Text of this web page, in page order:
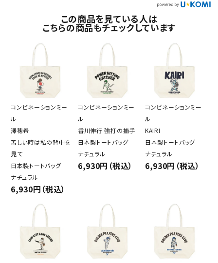
この商品を見ている人は
こちらの商品もチェックしています
コンビネーションミー
ル
澤穂希
苦しい時は私の背中を
見て
日本製トートバッグ
ナチュラル
6,930円（税込）
コンビネーションミー
ル
香川伸行 強打の捕手
日本製トートバッグ
ナチュラル
6,930円（税込）
コンビネーションミー
ル
KAIRI
日本製トートバッグ
ナチュラル
6,930円（税込）